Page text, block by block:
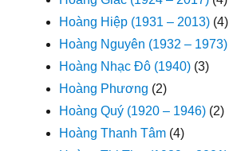
Hoàng Hiệp (1931 – 2013) (4)
Hoàng Nguyên (1932 – 1973)
Hoàng Nhạc Đô (1940) (3)
Hoàng Phương (2)
Hoàng Quý (1920 – 1946) (2)
Hoàng Thanh Tâm (4)